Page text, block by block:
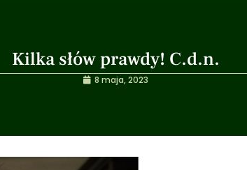
Kilka słów prawdy! C.d.n.
8 maja, 2023